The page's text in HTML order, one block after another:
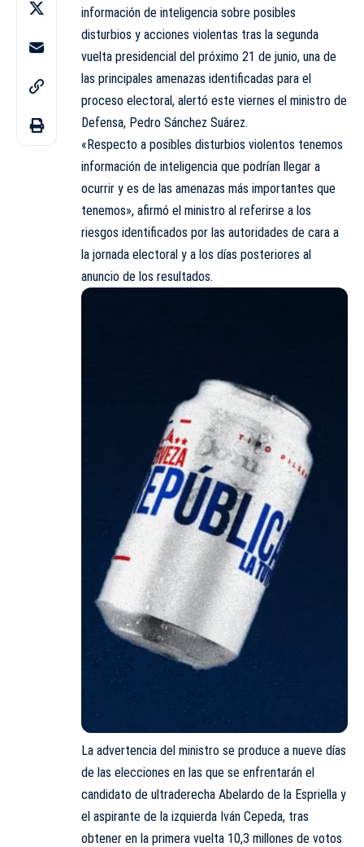
información de inteligencia sobre posibles
disturbios y acciones violentas tras la segunda
vuelta presidencial del próximo 21 de junio, una de
las principales amenazas identificadas para el
proceso electoral, alertó este viernes el ministro de
Defensa, Pedro Sánchez Suárez.
«Respecto a posibles disturbios violentos tenemos
información de inteligencia que podrían llegar a
ocurrir y es de las amenazas más importantes que
tenemos», afirmó el ministro al referirse a los
riesgos identificados por las autoridades de cara a
la jornada electoral y a los días posteriores al
anuncio de los resultados.
La advertencia del ministro se produce a nueve días
de las elecciones en las que se enfrentarán el
candidato de ultraderecha Abelardo de la Espriella y
el aspirante de la izquierda Iván Cepeda, tras
obtener en la primera vuelta 10,3 millones de votos